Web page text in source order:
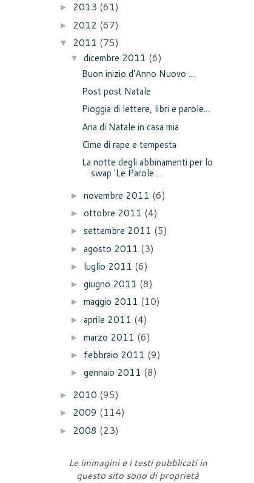
► 2013 (61)
► 2012 (67)
▼ 2011 (75)
▼ dicembre 2011 (6)
Buon inizio d'Anno Nuovo ....
Post post Natale
Pioggia di lettere, libri e parole....
Aria di Natale in casa mia
Cime di rape e tempesta
La notte degli abbinamenti per lo
swap 'Le Parole ...
► novembre 2011 (6)
► ottobre 2011 (4)
► settembre 2011 (5)
► agosto 2011 (3)
► luglio 2011 (6)
► giugno 2011 (8)
► maggio 2011 (10)
► aprile 2011 (4)
► marzo 2011 (6)
► febbraio 2011 (9)
► gennaio 2011 (8)
► 2010 (95)
► 2009 (114)
► 2008 (23)
Le immagini e i testi pubblicati in
questo sito sono di proprietà